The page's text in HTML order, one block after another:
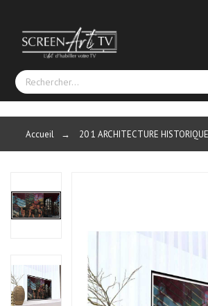
Accueil → 20 1 ARCHITECTURE